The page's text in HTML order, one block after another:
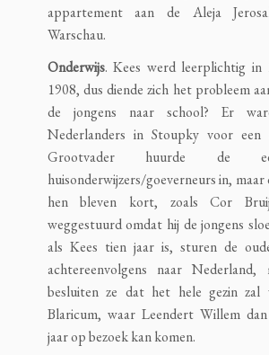
appartement aan de Aleja
Warschau.
Onderwijs. Kees werd leerplichtig in
1908, dus diende zich het probleem
de jongens naar school? Er
Nederlanders in Stoupky voor een
Grootvader huurde de
huisonderwijzers/goeverneurs in, maar
hen bleven kort, zoals Cor
weggestuurd omdat hij de jongens
als Kees tien jaar is, sturen de
achtereenvolgens naar
besluiten ze dat het hele gezin zal
Blaricum, waar Leendert Willem
jaar op bezoek kan komen.